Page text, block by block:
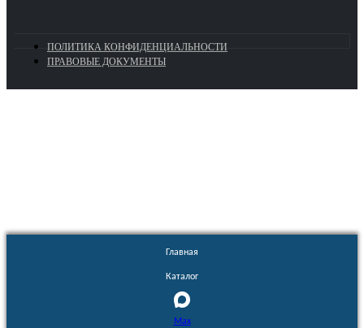
ПОЛИТИКА КОНФИДЕНЦИАЛЬНОСТИ
ПРАВОВЫЕ ДОКУМЕНТЫ
Главная
Каталог
Max